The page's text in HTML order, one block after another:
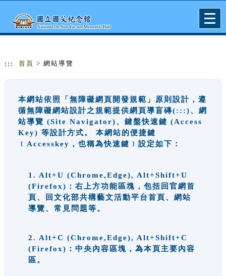
::: 首頁 > 網站導覽
本網站依照「無障礙網頁開發規範」原則設計，遵
循無障礙網站設計之規範提供網頁導盲磚(:::)、網
站導覽 (Site Navigator)、鍵盤快速鍵 (Access
Key) 等設計方式。 本網站的便捷鍵
﹝Accesskey，也稱為快速鍵﹞設定如下：
1. Alt+U (Chrome,Edge), Alt+Shift+U
(Firefox)：右上方功能區塊，包括回官網首
頁、回文化部共構藝文活動平台首頁、網站
導覽、常見問題等。
2. Alt+C (Chrome,Edge), Alt+Shift+C
(Firefox)：中央內容區塊，為本頁主要內容
區。